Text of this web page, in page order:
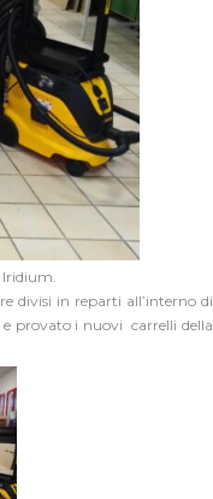
divisi in reparti all’interno di
provato i nuovi carrelli della